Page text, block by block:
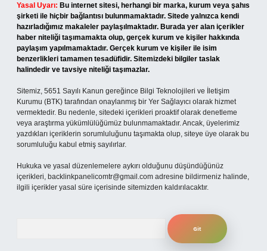
Yasal Uyarı: Bu internet sitesi, herhangi bir marka, kurum veya şahıs
şirketi ile hiçbir bağlantısı bulunmamaktadır. Sitede yalnızca kendi
hazırladığımız makaleler paylaşılmaktadır. Burada yer alan içerikler
haber niteliği taşımamakta olup, gerçek kurum ve kişiler hakkında
paylaşım yapılmamaktadır. Gerçek kurum ve kişiler ile isim
benzerlikleri tamamen tesadüfidir. Sitemizdeki bilgiler taslak
halindedir ve tavsiye niteliği taşımazlar.
Sitemiz, 5651 Sayılı Kanun gereğince Bilgi Teknolojileri ve İletişim
Kurumu (BTK) tarafından onaylanmış bir Yer Sağlayıcı olarak hizmet
vermektedir. Bu nedenle, sitedeki içerikleri proaktif olarak denetleme
veya araştırma yükümlülüğümüz bulunmamaktadır. Ancak, üyelerimiz
yazdıkları içeriklerin sorumluluğunu taşımakta olup, siteye üye olarak bu
sorumluluğu kabul etmiş sayılırlar.
Hukuka ve yasal düzenlemelere aykırı olduğunu düşündüğünüz
içerikleri, backlinkpanelicomtr@gmail.com adresine bildirmeniz halinde,
ilgili içerikler yasal süre içerisinde sitemizden kaldırılacaktır.